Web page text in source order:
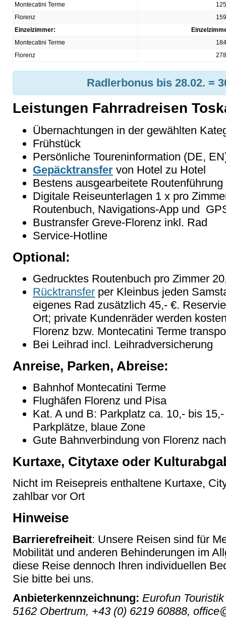
Montecatini Terme
Florenz
Einzelzimmer:
Montecatini Terme
Florenz
Radlerbonus bis 28.02. =
Leistungen Fahrradreisen
Übernachtungen in der gewählten
Frühstück
Persönliche Toureninformation (DE,
Gepäcktransfer von Hotel zu Hotel
Bestens ausgearbeitete Routenführung
Digitale Reiseunterlagen 1 x pro
Routenbuch, Navigations-App und
Bustransfer Greve-Florenz inkl. Rad
Service-Hotline
Optional:
Gedrucktes Routenbuch pro Zimmer
Rücktransfer per Kleinbus jeden
eigenes Rad zusätzlich 45,- €.
Ort; private Kundenräder werden
Florenz bzw. Montecatini Terme
Bei Leihrad incl. Leihradversicherung
Anreise, Parken, Abreise:
Bahnhof Montecatini Terme
Flughäfen Florenz und Pisa
Kat. A und B: Parkplatz ca. 10,- bis
Parkplätze, blaue Zone
Gute Bahnverbindung von Florenz
Kurtaxe, Citytaxe oder
Nicht im Reisepreis enthaltene Kurtaxe,
zahlbar vor Ort
Hinweise
Barrierefreiheit: Unsere Reisen sind für
Mobilität und anderen Behinderungen im
diese Reise dennoch Ihren individuellen
Sie bitte bei uns.
Anbieterkennzeichnung: Eurofun
5162 Obertrum, +43 (0) 6219 60888,